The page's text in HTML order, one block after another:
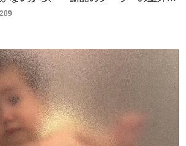
見ていってよ